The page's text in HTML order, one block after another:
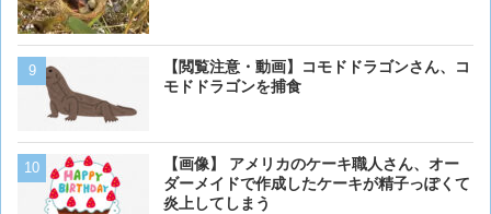
【閲覧注意・動画】コモドドラゴンさん、コ
モドドラゴンを捕食
【画像】 アメリカのケーキ職人さん、オー
ダーメイドで作成したケーキが精子っぽくて
炎上してしまう
【画像】 アメリカのケー
ダーメイドで作成したケー
【画像】イッヌ、リモコン
を切る